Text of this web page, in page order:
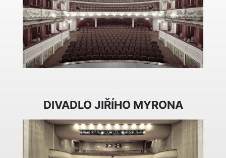
DIVADLO JIŘÍHO MYRONA